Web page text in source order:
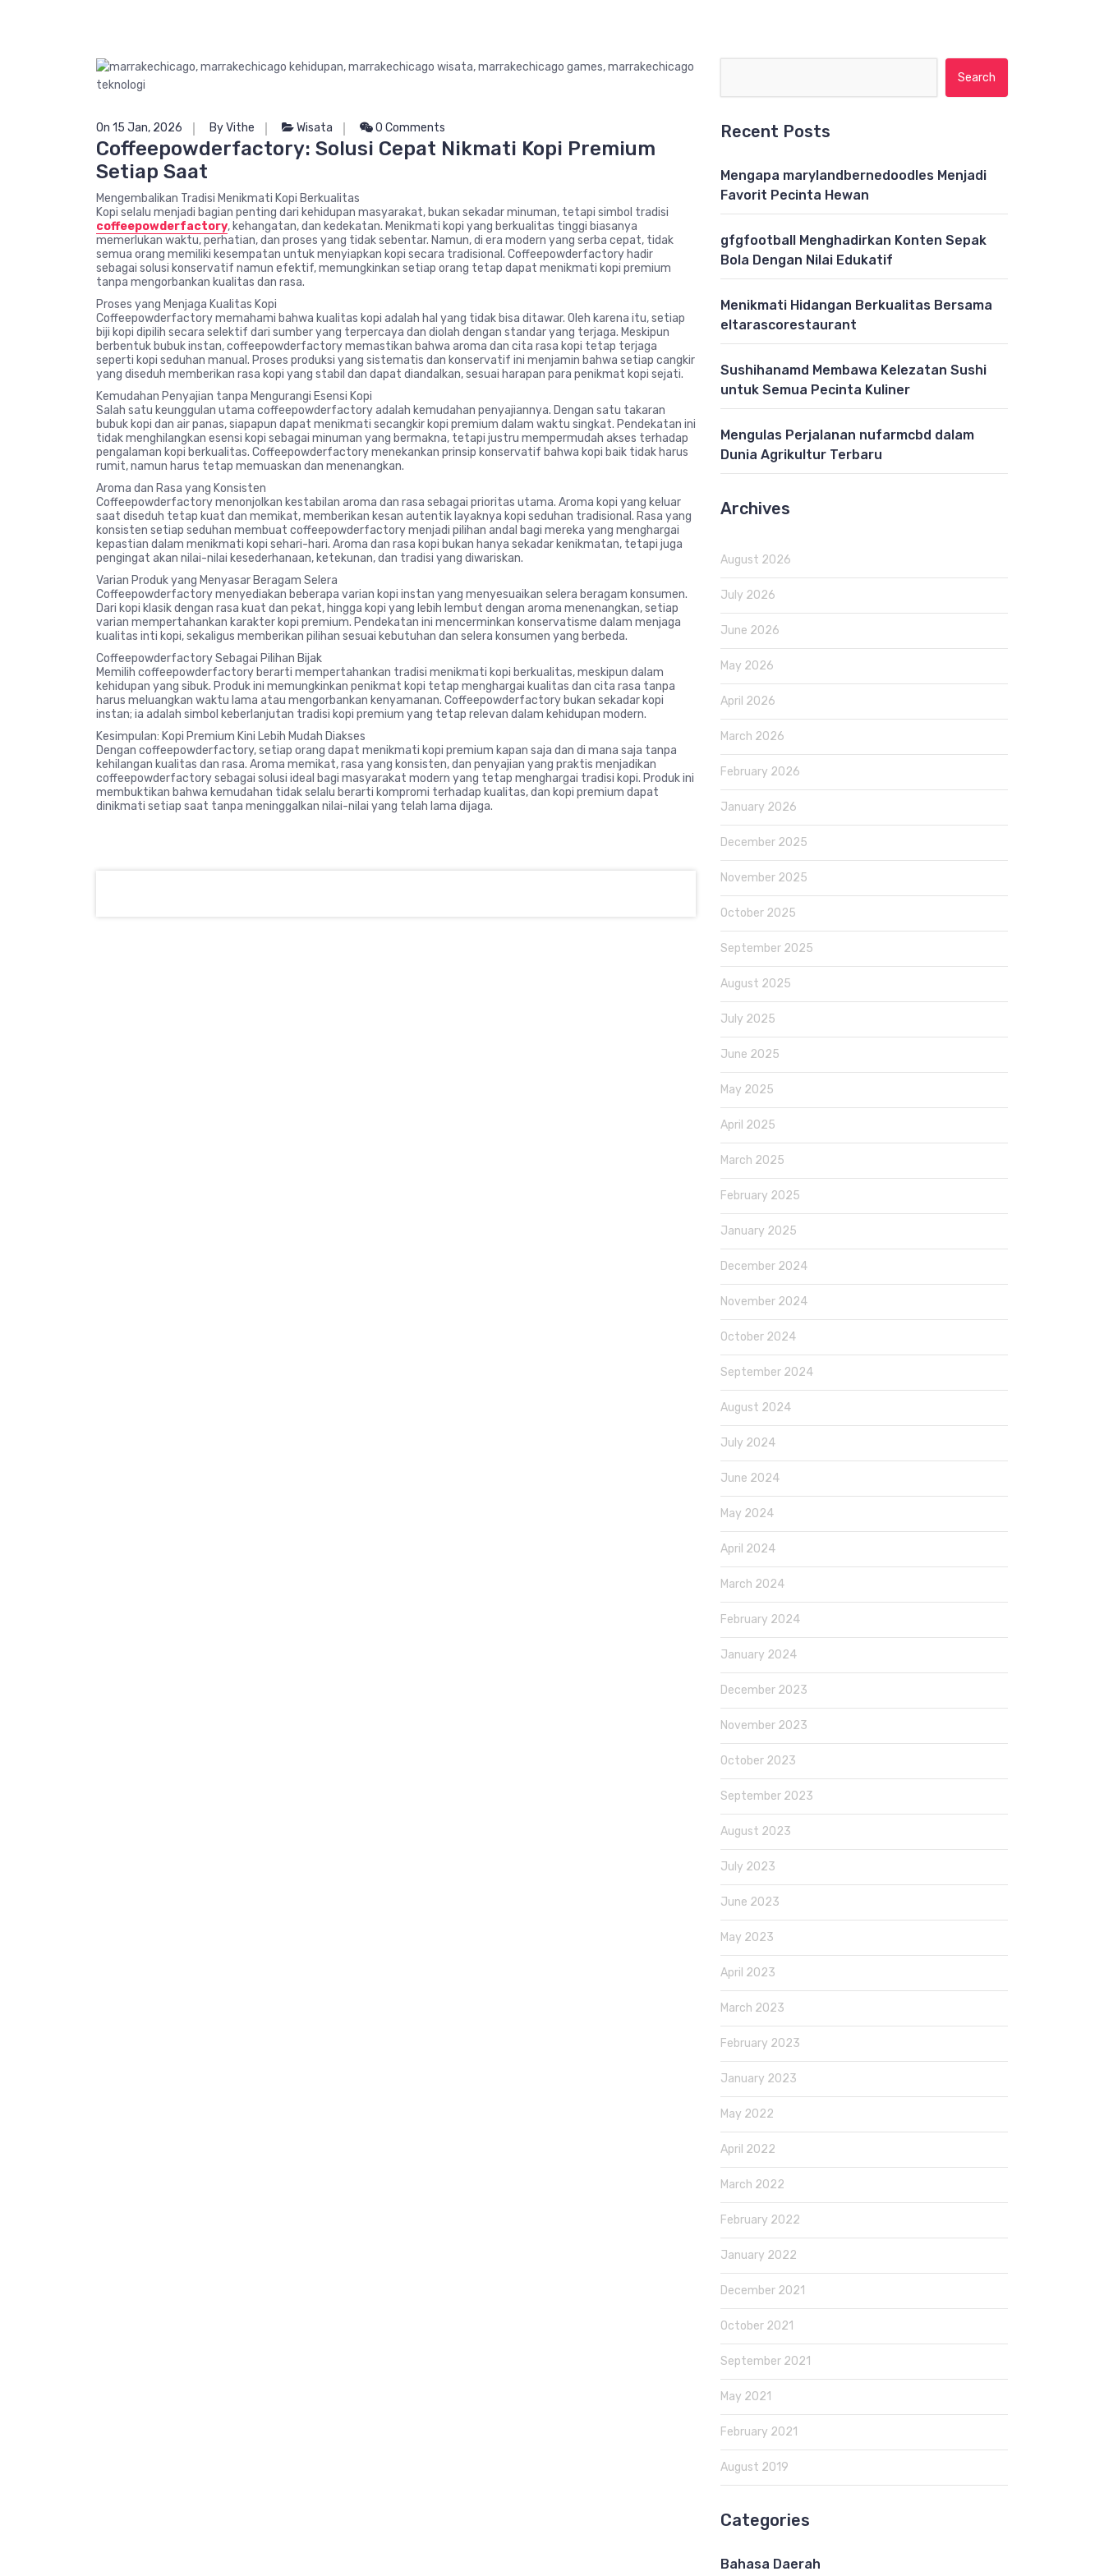
On 15 Jan, 2026 By Vithe Wisata 0 Comments
Coffeepowderfactory: Solusi Cepat Nikmati Kopi Premium
Setiap Saat
Mengembalikan Tradisi Menikmati Kopi Berkualitas
Kopi selalu menjadi bagian penting dari kehidupan masyarakat, bukan sekadar minuman, tetapi simbol tradisi
coffeepowderfactory, kehangatan, dan kedekatan. Menikmati kopi yang berkualitas tinggi biasanya
memerlukan waktu, perhatian, dan proses yang tidak sebentar. Namun, di era modern yang serba cepat, tidak
semua orang memiliki kesempatan untuk menyiapkan kopi secara tradisional. Coffeepowderfactory hadir
sebagai solusi konservatif namun efektif, memungkinkan setiap orang tetap dapat menikmati kopi premium
tanpa mengorbankan kualitas dan rasa.
Proses yang Menjaga Kualitas Kopi
Coffeepowderfactory memahami bahwa kualitas kopi adalah hal yang tidak bisa ditawar. Oleh karena itu, setiap
biji kopi dipilih secara selektif dari sumber yang terpercaya dan diolah dengan standar yang terjaga. Meskipun
berbentuk bubuk instan, coffeepowderfactory memastikan bahwa aroma dan cita rasa kopi tetap terjaga
seperti kopi seduhan manual. Proses produksi yang sistematis dan konservatif ini menjamin bahwa setiap cangkir
yang diseduh memberikan rasa kopi yang stabil dan dapat diandalkan, sesuai harapan para penikmat kopi sejati.
Kemudahan Penyajian tanpa Mengurangi Esensi Kopi
Salah satu keunggulan utama coffeepowderfactory adalah kemudahan penyajiannya. Dengan satu takaran
bubuk kopi dan air panas, siapapun dapat menikmati secangkir kopi premium dalam waktu singkat. Pendekatan ini
tidak menghilangkan esensi kopi sebagai minuman yang bermakna, tetapi justru mempermudah akses terhadap
pengalaman kopi berkualitas. Coffeepowderfactory menekankan prinsip konservatif bahwa kopi baik tidak harus
rumit, namun harus tetap memuaskan dan menenangkan.
Aroma dan Rasa yang Konsisten
Coffeepowderfactory menonjolkan kestabilan aroma dan rasa sebagai prioritas utama. Aroma kopi yang keluar
saat diseduh tetap kuat dan memikat, memberikan kesan autentik layaknya kopi seduhan tradisional. Rasa yang
konsisten setiap seduhan membuat coffeepowderfactory menjadi pilihan andal bagi mereka yang menghargai
kepastian dalam menikmati kopi sehari-hari. Aroma dan rasa kopi bukan hanya sekadar kenikmatan, tetapi juga
pengingat akan nilai-nilai kesederhanaan, ketekunan, dan tradisi yang diwariskan.
Varian Produk yang Menyasar Beragam Selera
Coffeepowderfactory menyediakan beberapa varian kopi instan yang menyesuaikan selera beragam konsumen.
Dari kopi klasik dengan rasa kuat dan pekat, hingga kopi yang lebih lembut dengan aroma menenangkan, setiap
varian mempertahankan karakter kopi premium. Pendekatan ini mencerminkan konservatisme dalam menjaga
kualitas inti kopi, sekaligus memberikan pilihan sesuai kebutuhan dan selera konsumen yang berbeda.
Coffeepowderfactory Sebagai Pilihan Bijak
Memilih coffeepowderfactory berarti mempertahankan tradisi menikmati kopi berkualitas, meskipun dalam
kehidupan yang sibuk. Produk ini memungkinkan penikmat kopi tetap menghargai kualitas dan cita rasa tanpa
harus meluangkan waktu lama atau mengorbankan kenyamanan. Coffeepowderfactory bukan sekadar kopi
instan; ia adalah simbol keberlanjutan tradisi kopi premium yang tetap relevan dalam kehidupan modern.
Kesimpulan: Kopi Premium Kini Lebih Mudah Diakses
Dengan coffeepowderfactory, setiap orang dapat menikmati kopi premium kapan saja dan di mana saja tanpa
kehilangan kualitas dan rasa. Aroma memikat, rasa yang konsisten, dan penyajian yang praktis menjadikan
coffeepowderfactory sebagai solusi ideal bagi masyarakat modern yang tetap menghargai tradisi kopi. Produk ini
membuktikan bahwa kemudahan tidak selalu berarti kompromi terhadap kualitas, dan kopi premium dapat
dinikmati setiap saat tanpa meninggalkan nilai-nilai yang telah lama dijaga.
Recent Posts
Mengapa marylandbernedoodles Menjadi
Favorit Pecinta Hewan
gfgfootball Menghadirkan Konten Sepak
Bola Dengan Nilai Edukatif
Menikmati Hidangan Berkualitas Bersama
eltarascorestaurant
Sushihanamd Membawa Kelezatan Sushi
untuk Semua Pecinta Kuliner
Mengulas Perjalanan nufarmcbd dalam
Dunia Agrikultur Terbaru
Archives
August 2026
July 2026
June 2026
May 2026
April 2026
March 2026
February 2026
January 2026
December 2025
November 2025
October 2025
September 2025
August 2025
July 2025
June 2025
May 2025
April 2025
March 2025
February 2025
January 2025
December 2024
November 2024
October 2024
September 2024
August 2024
July 2024
June 2024
May 2024
April 2024
March 2024
February 2024
January 2024
December 2023
November 2023
October 2023
September 2023
August 2023
July 2023
June 2023
May 2023
April 2023
March 2023
February 2023
January 2023
May 2022
April 2022
March 2022
February 2022
January 2022
December 2021
October 2021
September 2021
May 2021
February 2021
August 2019
Categories
Bahasa Daerah